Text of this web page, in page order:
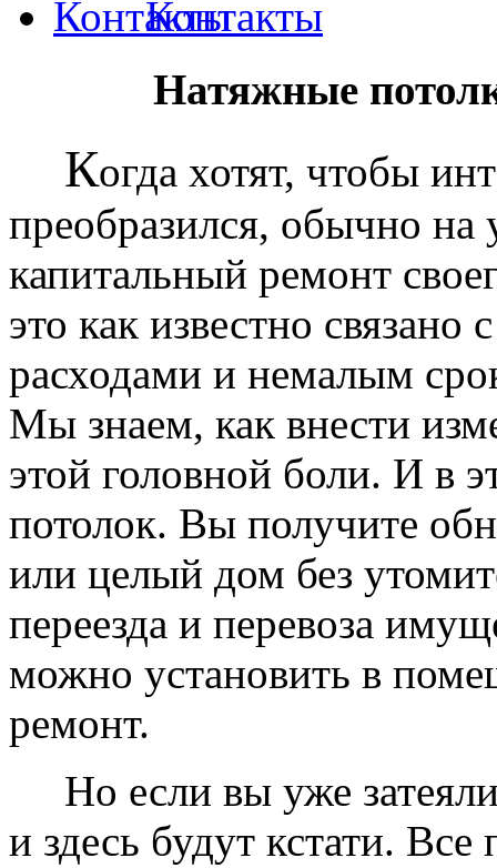
Контакты
Натяжные
Когда хотят, чтобы
преобразился, обычно на
капитальный ремонт
это как известно
расходами и немалым
Мы знаем, как внести
этой головной боли. И в
потолок. Вы получите
или целый дом без
переезда и перевоза
можно установить в
ремонт.
Но если вы уже
и здесь будут кстати.